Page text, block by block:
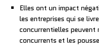
Elles ont un impact
les entreprises qui se
concurrentielles
concurrents et les